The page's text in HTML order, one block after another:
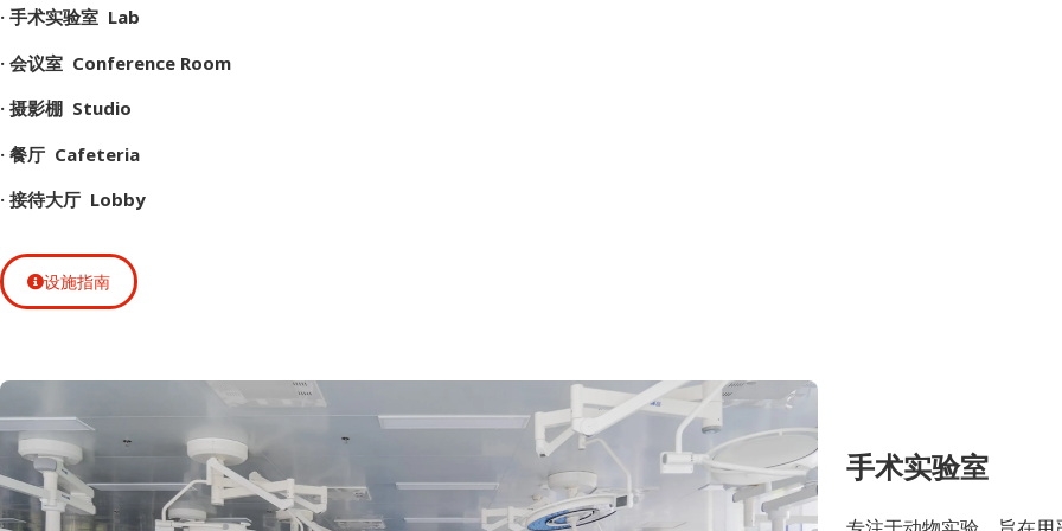
· 手术实验室 Lab
· 会议室 Conference Room
· 摄影棚 Studio
· 餐厅 Cafeteria
· 接待大厅 Lobby
设施指南
手术实验室